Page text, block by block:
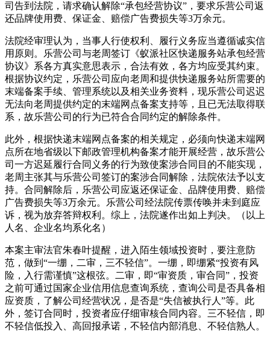
司告到法院，请求确认解除“承包经营协议”，要求乐营公司返
还品牌使用费、保证金、赔偿广告费损失等3万余元。
法院经审理认为，当事人行使权利、履行义务应当遵循诚实信
用原则。乐营公司与老周签订《蚁派社区快递服务站承包经营
协议》系各方真实意思表示，合法有效，各方均应受其约束。
根据协议约定，乐营公司应向老周和提供快递服务站所需要的
末端备案手续、管理系统以及相关业务资料，现乐营公司迟迟
无法向老周提供约定的末端网点备案支持等，且已无法取得联
系，故乐营公司的行为已符合合同约定的解除条件。
此外，根据快递末端网点备案的相关规定，必须向快递末端网
点所在地省级以下邮政管理机构备案才能开展经营，故乐营公
司一方迟延履行合同义务的行为致使案涉合同目的不能实现，
老周主张其与乐营公司签订的案涉合同解除，法院依法予以支
持。合同解除后，乐营公司应返还保证金、品牌使用费、赔偿
广告费损失等3万余元。乐营公司经法院传票传唤并未到庭应
诉，视为放弃答辩权利。综上，法院遂作出如上判决。（以上
人名、企业名均系化名）
本案主审法官朱春叶提醒，进入陌生领域投资时，要注意防
范，做到“一绷，二审，三不轻信”。一绷，即绷紧“投资有风
险，入行需谨慎”这根弦。二审，即“审资质，审合同”，投资
之前可通过国家企业信用信息查询系统，查询公司是否具备相
应资质，了解公司经营状况，是否是“失信被执行人”等。此
外，签订合同时，投资者应仔细审核合同内容。三不轻信，即
不轻信低投入、高回报承诺，不轻信内部消息、不轻信熟人。